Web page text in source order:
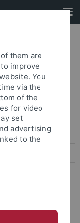
Umstände
them are
improve
You
via the
of the
for video
set
advertising
to the